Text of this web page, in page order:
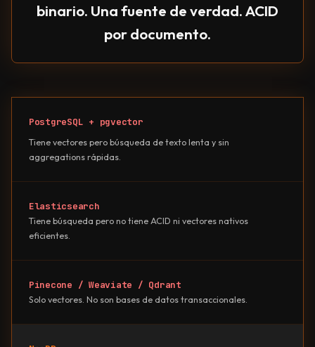
binario. Una fuente de verdad. ACID
por documento.
PostgreSQL + pgvector
Tiene vectores pero búsqueda de texto lenta y sin
aggregations rápidas.
Elasticsearch
Tiene búsqueda pero no tiene ACID ni vectores nativos
eficientes.
Pinecone / Weaviate / Qdrant
Solo vectores. No son bases de datos transaccionales.